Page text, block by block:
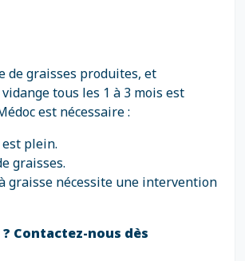
de graisses produites, et
tous les 1 à 3 mois est
est nécessaire :
plein.
graisses.
graisse nécessite une intervention
Contactez-nous dès